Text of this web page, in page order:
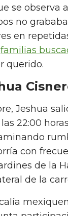
se observa
no
en
familias
querido.
Jeshua
22:00
con
de la
de la